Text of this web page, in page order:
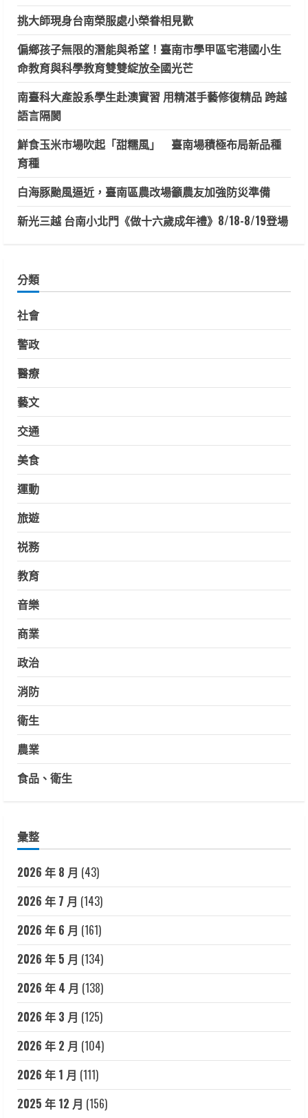
挑大師現身台南榮服處小榮眷相見歡
偏鄉孩子無限的潛能與希望！臺南市學甲區宅港國小生
命教育與科學教育雙雙綻放全國光芒
南臺科大產設系學生赴澳實習 用精湛手藝修復精品 跨越
語言隔閡
鮮食玉米市場吹起「甜糯風」 臺南場積極布局新品種
育種
白海豚颱風逼近，臺南區農改場籲農友加強防災準備
新光三越 台南小北門《做十六歲成年禮》8/18-8/19登場
分類
社會
警政
醫療
藝文
交通
美食
運動
旅遊
祱務
教育
音樂
商業
政治
消防
衛生
農業
食品、衛生
彙整
2026 年 8 月 (43)
2026 年 7 月 (143)
2026 年 6 月 (161)
2026 年 5 月 (134)
2026 年 4 月 (138)
2026 年 3 月 (125)
2026 年 2 月 (104)
2026 年 1 月 (111)
2025 年 12 月 (156)